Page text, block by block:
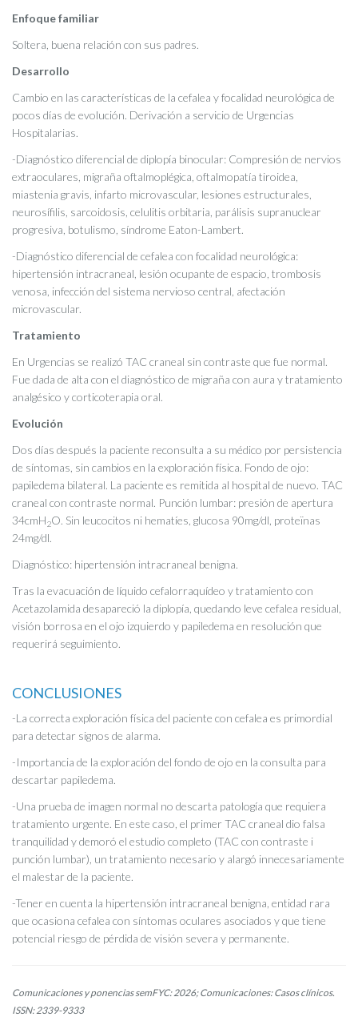
Enfoque familiar
Soltera, buena relación con sus padres.
Desarrollo
Cambio en las características de la cefalea y focalidad neurológica de
pocos días de evolución. Derivación a servicio de Urgencias
Hospitalarias.
-Diagnóstico diferencial de diplopía binocular: Compresión de nervios
extraoculares, migraña oftalmoplégica, oftalmopatía tiroidea,
miastenia gravis, infarto microvascular, lesiones estructurales,
neurosífilis, sarcoidosis, celulitis orbitaria, parálisis supranuclear
progresiva, botulismo, síndrome Eaton-Lambert.
-Diagnóstico diferencial de cefalea con focalidad neurológica:
hipertensión intracraneal, lesión ocupante de espacio, trombosis
venosa, infección del sistema nervioso central, afectación
microvascular.
Tratamiento
En Urgencias se realizó TAC craneal sin contraste que fue normal.
Fue dada de alta con el diagnóstico de migraña con aura y tratamiento
analgésico y corticoterapia oral.
Evolución
Dos días después la paciente reconsulta a su médico por persistencia
de síntomas, sin cambios en la exploración física. Fondo de ojo:
papiledema bilateral. La paciente es remitida al hospital de nuevo. TAC
craneal con contraste normal. Punción lumbar: presión de apertura
34cmH2O. Sin leucocitos ni hematíes, glucosa 90mg/dl, proteïnas
24mg/dl.
Diagnóstico: hipertensión intracraneal benigna.
Tras la evacuación de líquido cefalorraquídeo y tratamiento con
Acetazolamida desapareció la diplopía, quedando leve cefalea residual,
visión borrosa en el ojo izquierdo y papiledema en resolución que
requerirá seguimiento.
CONCLUSIONES
-La correcta exploración física del paciente con cefalea es primordial
para detectar signos de alarma.
-Importancia de la exploración del fondo de ojo en la consulta para
descartar papiledema.
-Una prueba de imagen normal no descarta patología que requiera
tratamiento urgente. En este caso, el primer TAC craneal dio falsa
tranquilidad y demoró el estudio completo (TAC con contraste i
punción lumbar), un tratamiento necesario y alargó innecesariamente
el malestar de la paciente.
-Tener en cuenta la hipertensión intracraneal benigna, entidad rara
que ocasiona cefalea con síntomas oculares asociados y que tiene
potencial riesgo de pérdida de visión severa y permanente.
Comunicaciones y ponencias semFYC: 2026; Comunicaciones: Casos clínicos.
ISSN: 2339-9333